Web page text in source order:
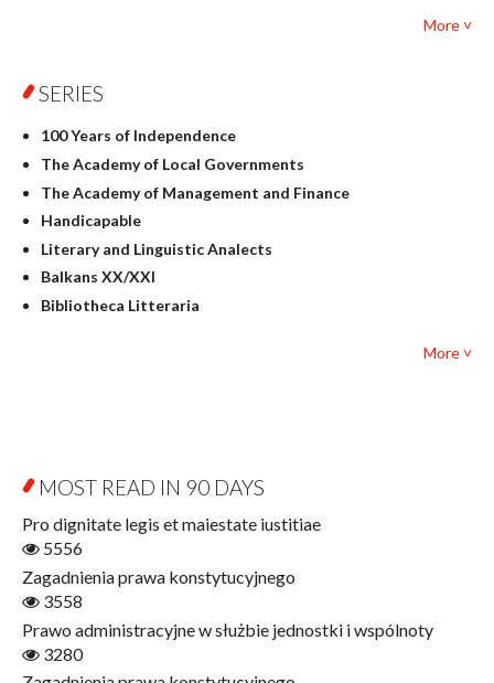
Geography
Linguistics
Judaica
Culture and art
Literary Studies
Mathematics
Pedagogy
Textbooks for foreigners
Open Access
More ˅
SERIES
100 Years of Independence
The Academy of Local Governments
The Academy of Management and Finance
Handicapable
Literary and Linguistic Analects
Balkans XX/XXI
Bibliotheca Litteraria
Film! Scholars
Finance
Gerontology
Literary Interpretations
Jerzy Giedroyc and...
More ˅
MOST READ IN 90 DAYS
Pro dignitate legis et maiestate iustitiae
5556
Zagadnienia prawa konstytucyjnego
3558
Prawo administracyjne w służbie jednostki i wspólnoty
3280